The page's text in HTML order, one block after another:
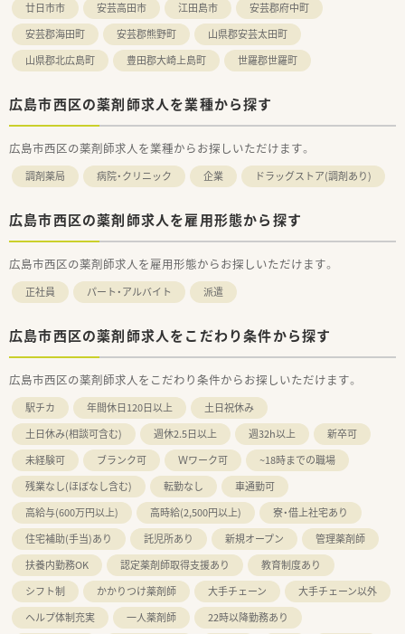
廿日市市 安芸高田市 江田島市
安芸郡府中町
安芸郡海田町
安芸郡熊野町
山県郡安芸太田町
山県郡北広島町
豊田郡大崎上島町 世羅郡世羅町
広島市西区の薬剤師求人を業種から探す
広島市西区の薬剤師求人を業種からお探しいただけます。
調剤薬局 病院・クリニック 企業 ドラッグストア(調剤あり)
広島市西区の薬剤師求人を雇用形態から探す
広島市西区の薬剤師求人を雇用形態からお探しいただけます。
正社員 パート・アルバイト 派遣
広島市西区の薬剤師求人をこだわり条件から探す
広島市西区の薬剤師求人をこだわり条件からお探しいただけます。
駅チカ 年間休日120日以上
土日祝休み
土日休み(相談可含む)
週休2.5日以上 週32h以上
新卒可
未経験可
ブランク可 Ｗワーク可
~18時までの職場
残業なし(ほぼなし含む)
転勤なし
車通勤可
高給与(600万円以上)
高時給(2,500円以上)
寮・借上社宅あり
住宅補助(手当)あり
託児所あり 新規オープン
管理薬剤師
扶養内勤務OK
認定薬剤師取得支援あり
教育制度あり
シフト制
かかりつけ薬剤師 大手チェーン
大手チェーン以外
ヘルプ体制充実
一人薬剤師
22時以降勤務あり